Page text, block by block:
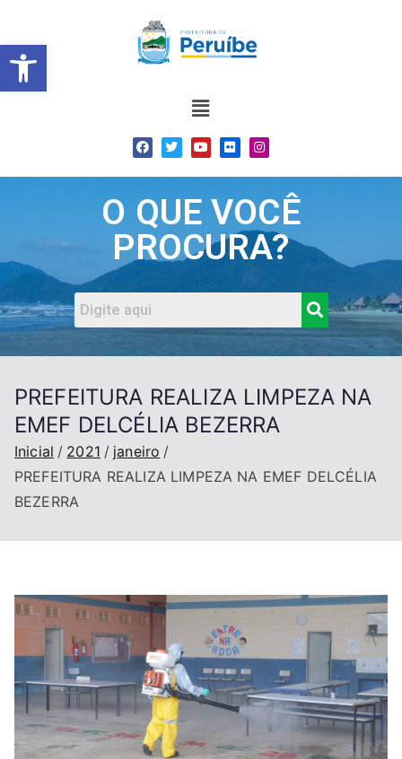
Barra de Ferramentas
O QUE VOCÊ
PROCURA?
PREFEITURA REALIZA LIMPEZA NA
EMEF DELCÉLIA BEZERRA
Inicial 2021
janeiro
PREFEITURA REALIZA LIMPEZA NA EMEF DELCÉLIA
BEZERRA